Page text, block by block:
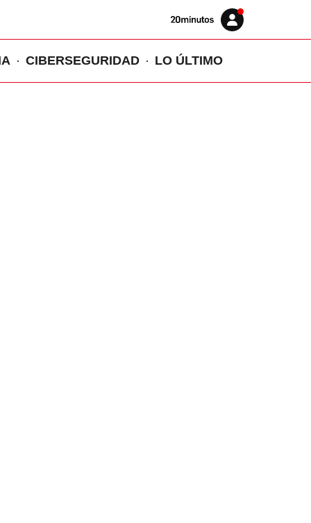
Volver
Iniciar
sesión
CIBERSEGURIDAD LO ÚLTIMO